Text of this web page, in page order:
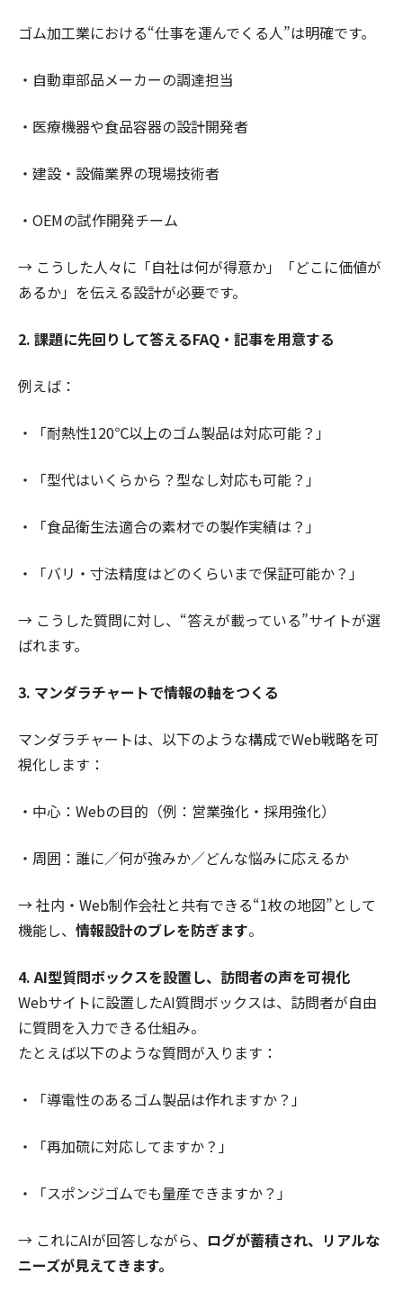
ゴム加工業における“仕事を運んでくる人”は明確です。
・自動車部品メーカーの調達担当
・医療機器や食品容器の設計開発者
・建設・設備業界の現場技術者
・OEMの試作開発チーム
→ こうした人々に「自社は何が得意か」「どこに価値が
あるか」を伝える設計が必要です。
2. 課題に先回りして答えるFAQ・記事を用意する
例えば：
・「耐熱性120℃以上のゴム製品は対応可能？」
・「型代はいくらから？型なし対応も可能？」
・「食品衛生法適合の素材での製作実績は？」
・「バリ・寸法精度はどのくらいまで保証可能か？」
→ こうした質問に対し、“答えが載っている”サイトが選
ばれます。
3. マンダラチャートで情報の軸をつくる
マンダラチャートは、以下のような構成でWeb戦略を可
視化します：
・中心：Webの目的（例：営業強化・採用強化）
・周囲：誰に／何が強みか／どんな悩みに応えるか
→ 社内・Web制作会社と共有できる“1枚の地図”として
機能し、 情報設計のブレを防ぎます。
4. AI型質問ボックスを設置し、訪問者の声を可視化
Webサイトに設置したAI質問ボックスは、訪問者が自由
に質問を入力できる仕組み。
たとえば以下のような質問が入ります：
・「導電性のあるゴム製品は作れますか？」
・「再加硫に対応してますか？」
・「スポンジゴムでも量産できますか？」
→ これにAIが回答しながら、 ログが蓄積され、リアルな
ニーズが見えてきます。